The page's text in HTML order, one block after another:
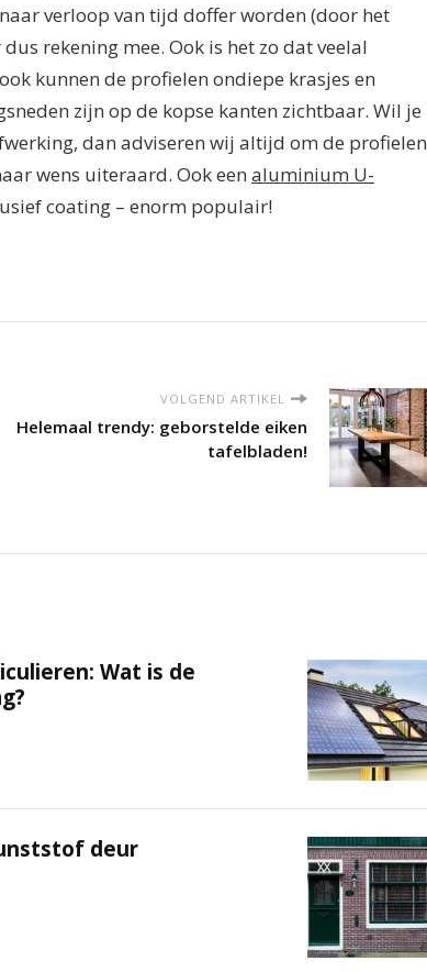
verloop van tijd doffer worden (door het
rekening mee. Ook is het zo dat veelal
kunnen de profielen ondiepe krasjes en
zijn op de kopse kanten zichtbaar. Wil je
dan adviseren wij altijd om de profielen
wens uiteraard. Ook een aluminium U-
coating – enorm populair!
VOLGEND ARTIKEL
Helemaal trendy: geborstelde eiken
tafelbladen!
Wat is de
deur